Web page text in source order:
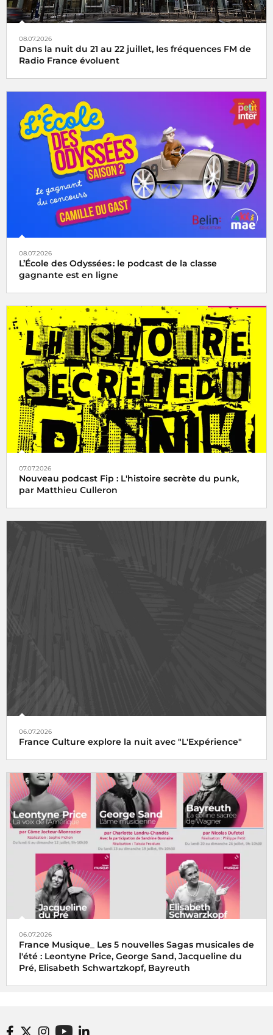
08.07.2026
Dans la nuit du 21 au 22 juillet, les fréquences FM de
Radio France évoluent
08.07.2026
L’École des Odyssées : le podcast de la classe
gagnante est en ligne
07.07.2026
Nouveau podcast Fip : L'histoire secrète du punk,
par Matthieu Culleron
06.07.2026
France Culture explore la nuit avec "L'Expérience"
06.07.2026
France Musique_ Les 5 nouvelles Sagas musicales de
l'été : Leontyne Price, George Sand, Jacqueline du
Pré, Elisabeth Schwartzkopf, Bayreuth